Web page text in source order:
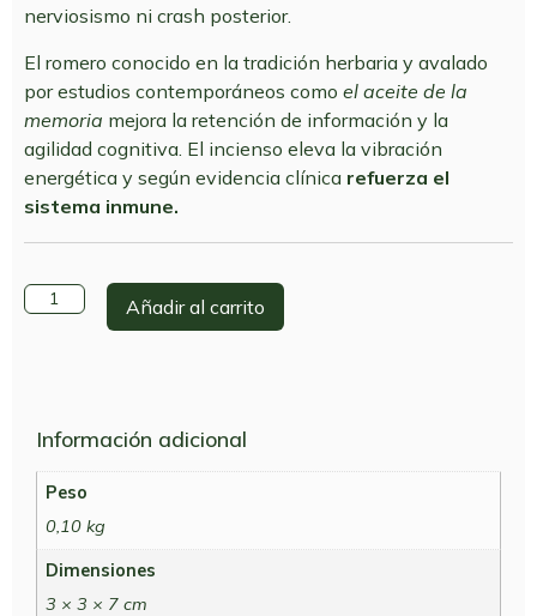
nerviosismo ni crash posterior.
El romero conocido en la tradición herbaria y avalado
por estudios contemporáneos como el aceite de la
memoria mejora la retención de información y la
agilidad cognitiva. El incienso eleva la vibración
energética y según evidencia clínica refuerza el
sistema inmune.
Añadir al carrito
Información adicional
Peso
0,10 kg
Dimensiones
3 × 3 × 7 cm